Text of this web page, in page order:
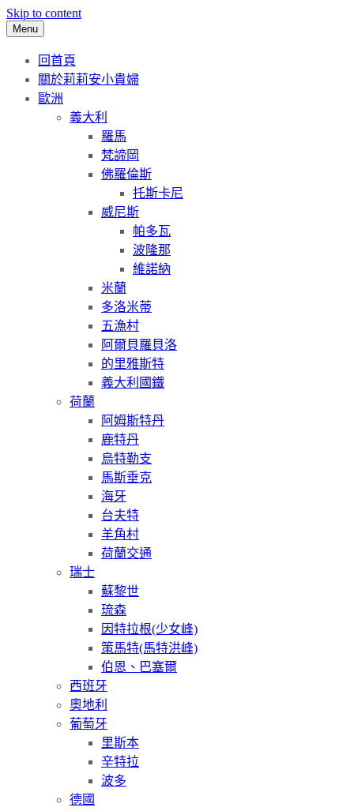
Skip to content
Menu
回首頁
關於莉莉安小貴婦
歐洲
義大利
羅馬
梵諦岡
佛羅倫斯
托斯卡尼
威尼斯
帕多瓦
波隆那
維諾納
米蘭
多洛米蒂
五漁村
阿爾貝羅貝洛
的里雅斯特
義大利國鐵
荷蘭
阿姆斯特丹
鹿特丹
烏特勒支
馬斯垂克
海牙
台夫特
羊角村
荷蘭交通
瑞士
蘇黎世
琉森
因特拉根(少女峰)
策馬特(馬特洪峰)
伯恩、巴塞爾
西班牙
奧地利
葡萄牙
里斯本
辛特拉
波多
德國